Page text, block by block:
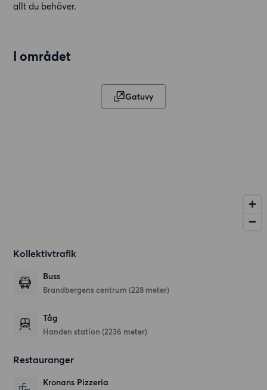
allt du behöver.
I området
Gatuvy
Kollektivtrafik
Buss
Brandbergens centrum (228 meter)
Tåg
Handen station (2236 meter)
Restauranger
Kronans Pizzeria